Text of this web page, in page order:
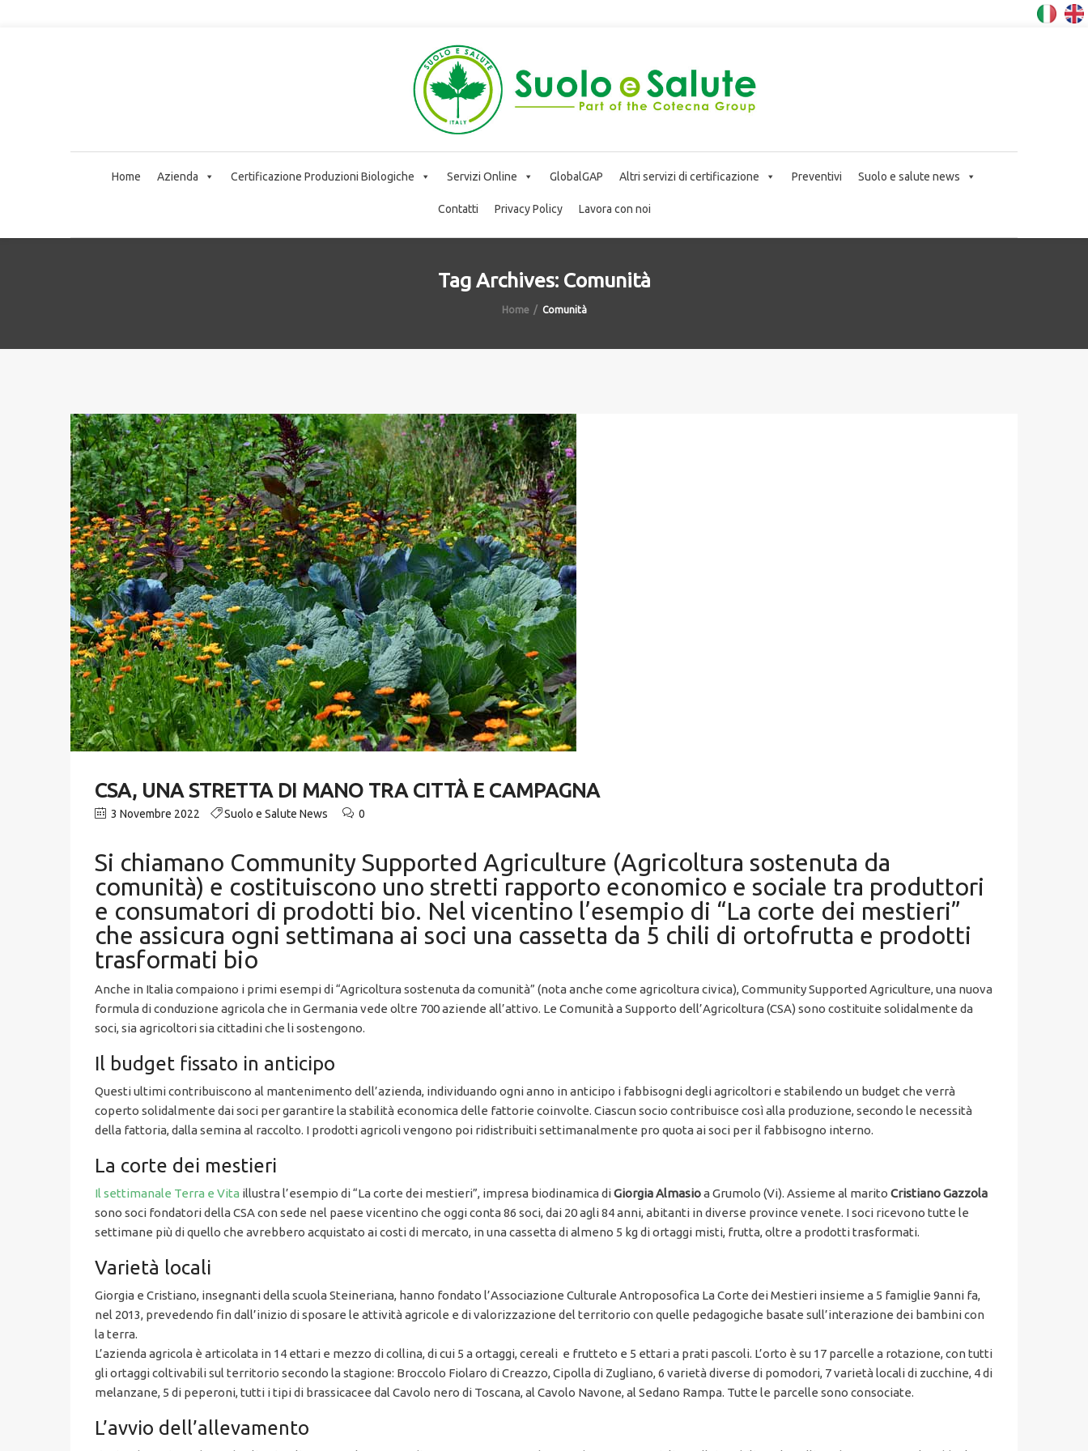
Home Azienda Certificazione Produzioni Biologiche Servizi Online GlobalGAP Altri servizi di certificazione Preventivi Suolo e salute news
Contatti Privacy Policy Lavora con noi
Tag Archives: Comunità
Home Comunità
CSA, UNA STRETTA DI MANO TRA CITTÀ E CAMPAGNA
3 Novembre 2022 Suolo e Salute News 0
Si chiamano Community Supported Agriculture (Agricoltura sostenuta da
comunità) e costituiscono uno stretti rapporto economico e sociale tra produttori
e consumatori di prodotti bio. Nel vicentino l’esempio di “La corte dei mestieri”
che assicura ogni settimana ai soci una cassetta da 5 chili di ortofrutta e prodotti
trasformati bio
Anche in Italia compaiono i primi esempi di “Agricoltura sostenuta da comunità” (nota anche come agricoltura civica), Community Supported Agriculture, una nuova
formula di conduzione agricola che in Germania vede oltre 700 aziende all’attivo. Le Comunità a Supporto dell’Agricoltura (CSA) sono costituite solidalmente da
soci, sia agricoltori sia cittadini che li sostengono.
Il budget fissato in anticipo
Questi ultimi contribuiscono al mantenimento dell’azienda, individuando ogni anno in anticipo i fabbisogni degli agricoltori e stabilendo un budget che verrà
coperto solidalmente dai soci per garantire la stabilità economica delle fattorie coinvolte. Ciascun socio contribuisce così alla produzione, secondo le necessità
della fattoria, dalla semina al raccolto. I prodotti agricoli vengono poi ridistribuiti settimanalmente pro quota ai soci per il fabbisogno interno.
La corte dei mestieri
Il settimanale Terra e Vita illustra l’esempio di “La corte dei mestieri”, impresa biodinamica diGiorgiaAlmasioa Grumolo (Vi). Assieme al marito Cristiano Gazzola
sono soci fondatori della CSA con sede nel paese vicentino che oggi conta 86 soci, dai 20 agli 84 anni, abitanti in diverse province venete. I soci ricevono tutte le
settimane più di quello che avrebbero acquistato ai costi di mercato, in una cassetta di almeno 5 kg di ortaggi misti, frutta, oltre a prodotti trasformati.
Varietà locali
Giorgia e Cristiano, insegnanti della scuola Steineriana, hanno fondato l’Associazione Culturale Antroposofica La Corte dei Mestieri insieme a 5 famiglie 9anni fa,
nel 2013, prevedendo fin dall’inizio di sposare le attività agricole e di valorizzazione del territorio con quelle pedagogiche basate sull’interazione dei bambini con
la terra.
L’azienda agricola è articolata in 14 ettari e mezzo di collina, di cui 5 a ortaggi, cereali e frutteto e 5 ettari a prati pascoli. L’orto è su 17 parcelle a rotazione, con tutti
gli ortaggi coltivabili sul territorio secondo la stagione: Broccolo Fiolaro di Creazzo, Cipolla di Zugliano, 6 varietà diverse di pomodori, 7 varietà locali di zucchine, 4 di
melanzane, 5 di peperoni, tutti i tipi di brassicacee dal Cavolo nero di Toscana, al Cavolo Navone, al Sedano Rampa. Tutte le parcelle sono consociate.
L’avvio dell’allevamento